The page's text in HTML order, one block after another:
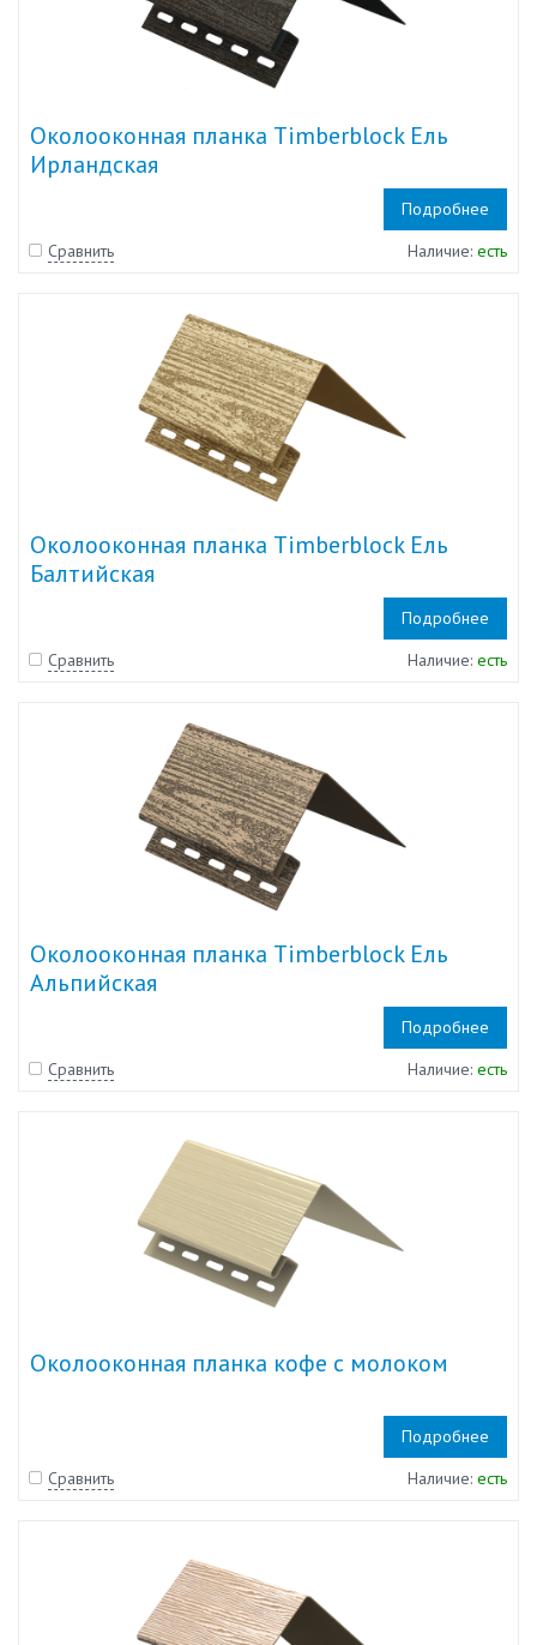
Околооконная планка Timberblock Ель
Ирландская
Подробнее
Сравнить
Наличие: есть
Околооконная планка Timberblock Ель
Балтийская
Подробнее
Сравнить
Наличие: есть
Околооконная планка Timberblock Ель
Альпийская
Подробнее
Сравнить
Наличие: есть
Околооконная планка кофе с молоком
Подробнее
Сравнить
Наличие: есть